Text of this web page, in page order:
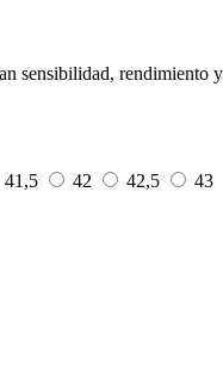
sensibilidad, rendimiento
41,5 42 42,5 43